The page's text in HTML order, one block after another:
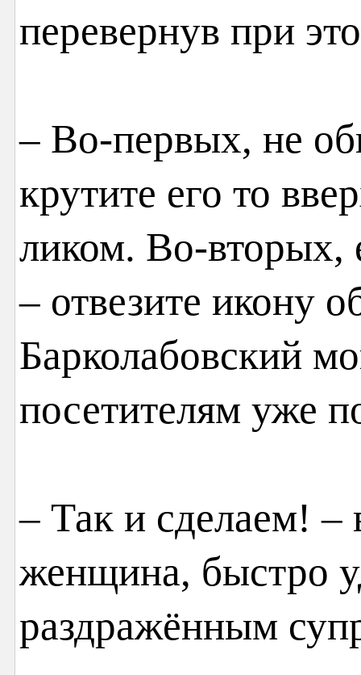
перевернув при
– Во-первых, не
крутите его то
ликом. Во-вторых,
– отвезите икону
Барколабовский
посетителям уже
– Так и сделаем! –
женщина, быстро
раздражённым